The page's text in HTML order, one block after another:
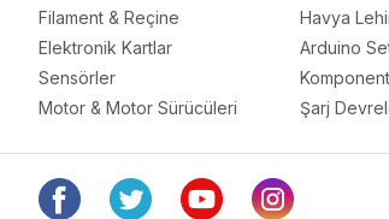
Filament & Reçine
Elektronik Kartlar
Sensörler
Motor & Motor Sürücüleri
Havya
Arduino
Komponent
Şarj